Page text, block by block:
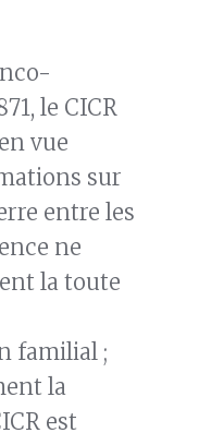
le CICR
vue
sur
entre les
ne
la toute
familial ;
la
est